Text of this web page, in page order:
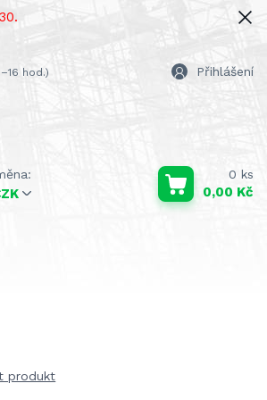
Přihlášení
hod.)
0 ks
0,00 Kč
produkt